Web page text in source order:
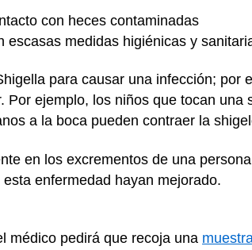
con heces contaminadas
escasas medidas higiénicas y
para causar una infección; por
Por ejemplo, los niños que tocan
a la boca pueden contraer la
en los excrementos de una
enfermedad hayan mejorado.
médico pedirá que recoja una